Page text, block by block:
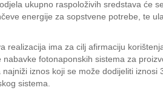
ukupno raspoloživih sredstava će
energije za sopstvene potrebe, te
ima za cilj afirmaciju
fotonaponskih sistema za
iznos koji se može dodijeliti iznosi
sistema.